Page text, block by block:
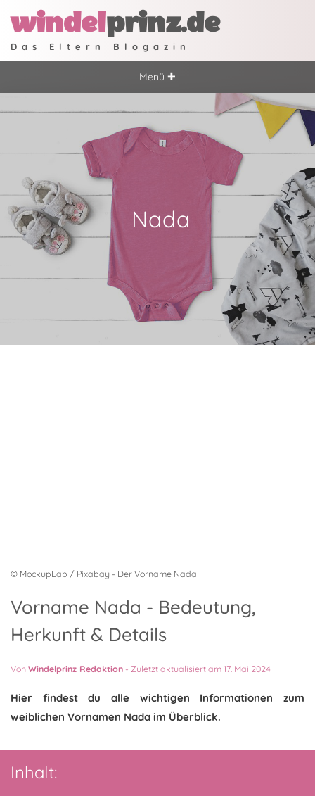
windelprinz.de
Das Eltern Blogazin
Menü ✚
Nada
© MockupLab / Pixabay - Der Vorname Nada
Vorname Nada - Bedeutung,
Herkunft & Details
VonWindelprinz Redaktion - Zuletzt aktualisiert am 17. Mai 2024
Hier findest du alle wichtigen Informationen zum
weiblichen Vornamen Nada im Überblick.
Inhalt: